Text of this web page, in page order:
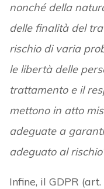
nonché della
delle finalità del
rischio di varia
le libertà delle
trattamento e il
mettono in atto
adeguate a
adeguato al
Infine, il GDPR